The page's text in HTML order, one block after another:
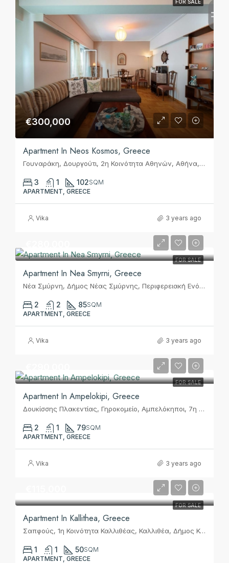
FOR SALE
€300,000
Apartment In Neos Kosmos, Greece
Γουναράκη, Δουργούτι, 2η Κοινότητα Αθηνών, Αθήνα, Δήμος Αθηναίων, Περιφερειακή Ενότητα Κεντρικού Τομέα Αθηνών, Περιφέρεια Αττικής, Αποκεντρωμένη Διοίκηση Αττικής, 117 44, Ελλάς
3 1 102SQM
APARTMENT, GREECE
Vika 3 years ago
FOR SALE
Apartment In Nea Smyrni, Greece
Νέα Σμύρνη, Δήμος Νέας Σμύρνης, Περιφερειακή Ενότητα Νοτίου Τομέα Αθηνών, Περιφέρεια Αττικής, Αποκεντρωμένη Διοίκηση Αττικής, 171 21, Ελλάς
2 2 85SQM
APARTMENT, GREECE
Vika 3 years ago
FOR SALE
Apartment In Ampelokipi, Greece
Δουκίσσης Πλακεντίας, Γηροκομείο, Αμπελόκηποι, 7η Κοινότητα Αθηνών, Αθήνα, Δήμος Αθηναίων, Περιφερειακή Ενότητα Κεντρικού Τομέα Αθηνών, Περιφέρεια Αττικής, Αποκεντρωμένη Διοίκηση Αττικής, 115 24, Ελλάς
2 1 79SQM
APARTMENT, GREECE
Vika 3 years ago
FOR SALE
Apartment In Kallithea, Greece
Σαπφούς, 1η Κοινότητα Καλλιθέας, Καλλιθέα, Δήμος Καλλιθέας, Περιφερειακή Ενότητα Νοτίου Τομέα Αθηνών, Περιφέρεια Αττικής, Αποκεντρωμένη Διοίκηση Αττικής, 17676, Ελλάς
1 1 50SQM
APARTMENT, GREECE